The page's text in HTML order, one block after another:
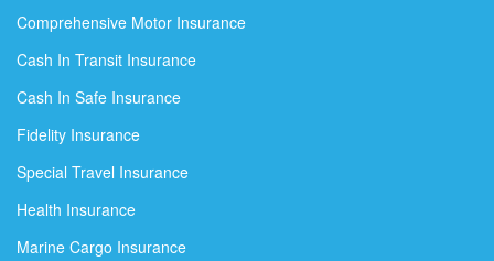
Comprehensive Motor Insurance
Cash In Transit Insurance
Cash In Safe Insurance
Fidelity Insurance
Special Travel Insurance
Health Insurance
Marine Cargo Insurance